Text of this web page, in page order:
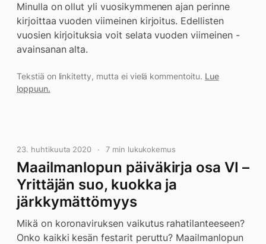
Minulla on ollut yli vuosikymmenen ajan perinne
kirjoittaa vuoden viimeinen kirjoitus. Edellisten
vuosien kirjoituksia voit selata vuoden viimeinen -
avainsanan alta.
Tekstiä on linkitetty, mutta ei vielä kommentoitu. Lue
loppuun.
23. huhtikuuta 2020 7 min lukukokemus
Maailmanlopun päiväkirja osa VI –
Yrittäjän suo, kuokka ja
järkkymättömyys
Mikä on koronaviruksen vaikutus rahatilanteeseen?
Onko kaikki kesän festarit peruttu? Maailmanlopun